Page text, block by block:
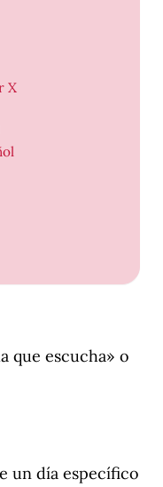
X
que escucha» o
un día específico